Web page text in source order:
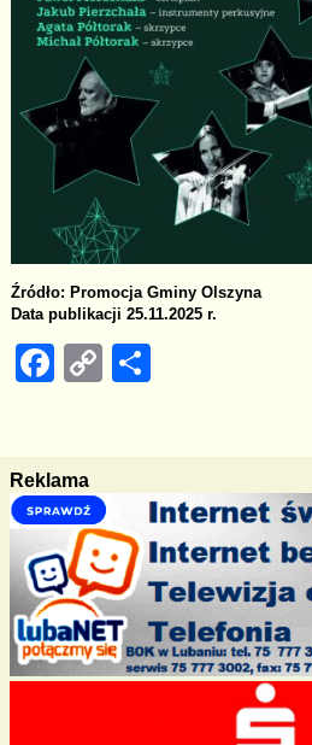
Źródło: Promocja Gminy Olszyna
Data publikacji 25.11.2025 r.
F
e
b
o
o
k
C
Li
n
k
S
Reklama